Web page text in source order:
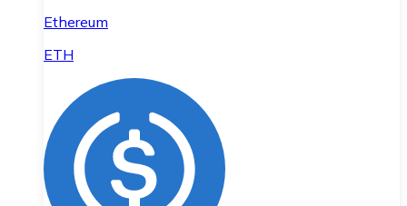
Ethereum
ETH